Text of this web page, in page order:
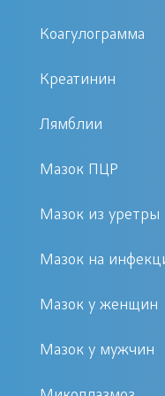
метода дает
мочи. Кроме
мониторинг
Коагулограмма
Креатинин
Лямблии
Мазок ПЦР
Мазок из
Мазок на
Мазок у женщин
Мазок у мужчин